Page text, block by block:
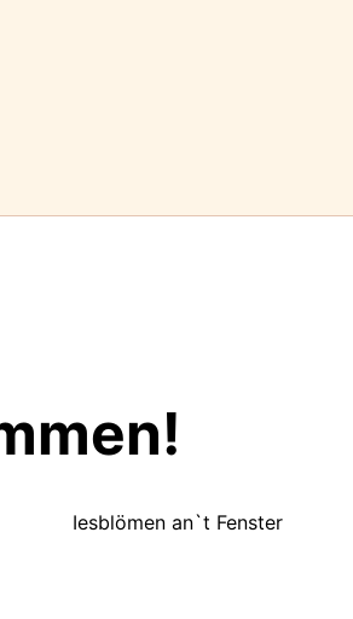
Iesblömen an`t Fenster